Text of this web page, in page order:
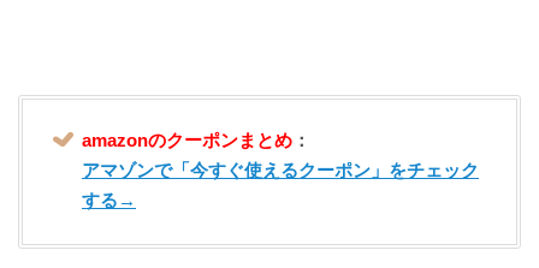
amazonのクーポンまとめ ：
アマゾンで「今すぐ使えるクーポン」をチェック
する→